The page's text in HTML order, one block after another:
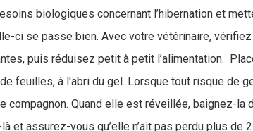
biologiques concernant l’hibernation et
ci se passe bien. Avec votre vétérinaire,
puis réduisez petit à petit l’alimentation.
feuilles, à l'abri du gel. Lorsque tout risque de
Quand elle est réveillée, baignez-la
et assurez-vous qu’elle n’ait pas perdu plus de